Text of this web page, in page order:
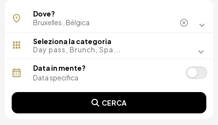
Dove?
Seleziona la categoria
Day pass, Brunch, Spa...
Data in mente?
CERCA